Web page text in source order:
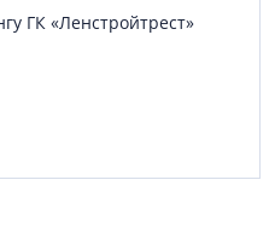
ГК «Ленстройтрест»